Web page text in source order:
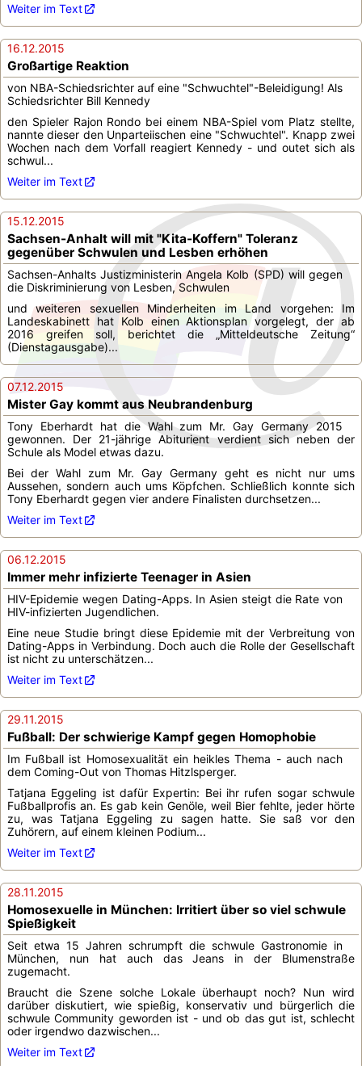
Weiter im Text
16.12.2015
Großartige Reaktion
von NBA-Schiedsrichter auf eine "Schwuchtel"-Beleidigung! Als
Schiedsrichter Bill Kennedy
den Spieler Rajon Rondo bei einem NBA-Spiel vom Platz stellte,
nannte dieser den Unparteiischen eine "Schwuchtel". Knapp zwei
Wochen nach dem Vorfall reagiert Kennedy - und outet sich als
schwul...
Weiter im Text
15.12.2015
Sachsen-Anhalt will mit "Kita-Koffern" Toleranz
gegenüber Schwulen und Lesben erhöhen
Sachsen-Anhalts Justizministerin Angela Kolb (SPD) will gegen
die Diskriminierung von Lesben, Schwulen
und weiteren sexuellen Minderheiten im Land vorgehen: Im
Landeskabinett hat Kolb einen Aktionsplan vorgelegt, der ab
2016 greifen soll, berichtet die „Mitteldeutsche Zeitung“
(Dienstagausgabe)...
07.12.2015
Mister Gay kommt aus Neubrandenburg
Tony Eberhardt hat die Wahl zum Mr. Gay Germany 2015
gewonnen. Der 21-jährige Abiturient verdient sich neben der
Schule als Model etwas dazu.
Bei der Wahl zum Mr. Gay Germany geht es nicht nur ums
Aussehen, sondern auch ums Köpfchen. Schließlich konnte sich
Tony Eberhardt gegen vier andere Finalisten durchsetzen...
Weiter im Text
06.12.2015
Immer mehr infizierte Teenager in Asien
HIV-Epidemie wegen Dating-Apps. In Asien steigt die Rate von
HIV-infizierten Jugendlichen.
Eine neue Studie bringt diese Epidemie mit der Verbreitung von
Dating-Apps in Verbindung. Doch auch die Rolle der Gesellschaft
ist nicht zu unterschätzen...
Weiter im Text
29.11.2015
Fußball: Der schwierige Kampf gegen Homophobie
Im Fußball ist Homosexualität ein heikles Thema - auch nach
dem Coming-Out von Thomas Hitzlsperger.
Tatjana Eggeling ist dafür Expertin: Bei ihr rufen sogar schwule
Fußballprofis an. Es gab kein Genöle, weil Bier fehlte, jeder hörte
zu, was Tatjana Eggeling zu sagen hatte. Sie saß vor den
Zuhörern, auf einem kleinen Podium...
Weiter im Text
28.11.2015
Homosexuelle in München: Irritiert über so viel schwule
Spießigkeit
Seit etwa 15 Jahren schrumpft die schwule Gastronomie in
München, nun hat auch das Jeans in der Blumenstraße
zugemacht.
Braucht die Szene solche Lokale überhaupt noch? Nun wird
darüber diskutiert, wie spießig, konservativ und bürgerlich die
schwule Community geworden ist - und ob das gut ist, schlecht
oder irgendwo dazwischen...
Weiter im Text